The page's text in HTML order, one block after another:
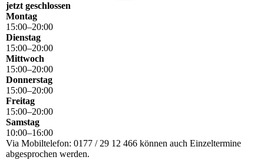
jetzt geschlossen
Montag
15:00–20:00
Dienstag
15:00–20:00
Mittwoch
15:00–20:00
Donnerstag
15:00–20:00
Freitag
15:00–20:00
Samstag
10:00–16:00
Via Mobiltelefon: 0177 / 29 12 466 können auch Einzeltermine
abgesprochen werden.